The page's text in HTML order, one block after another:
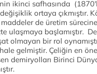
ikinci safhasında
ortaya çıkmıştır.
de üretim
ulaşmaya başlamıştır.
olmayan bir rol
gelmiştir. Çeliğin en
demiryolları Birinci